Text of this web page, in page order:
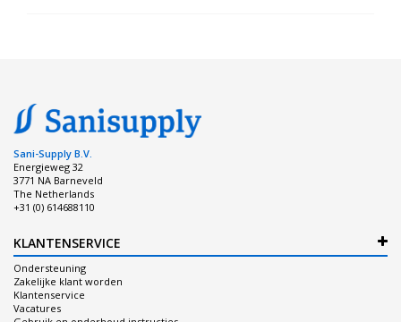
Sani-Supply B.V.
Energieweg 32
3771 NA Barneveld
The Netherlands
+31 (0) 614688110
KLANTENSERVICE
Ondersteuning
Zakelijke klant worden
Klantenservice
Vacatures